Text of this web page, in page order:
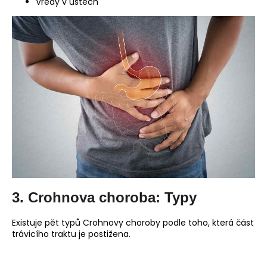
3. Crohnova choroba: Typy
Existuje pět typů Crohnovy choroby podle toho, která část
trávicího traktu je postižena.